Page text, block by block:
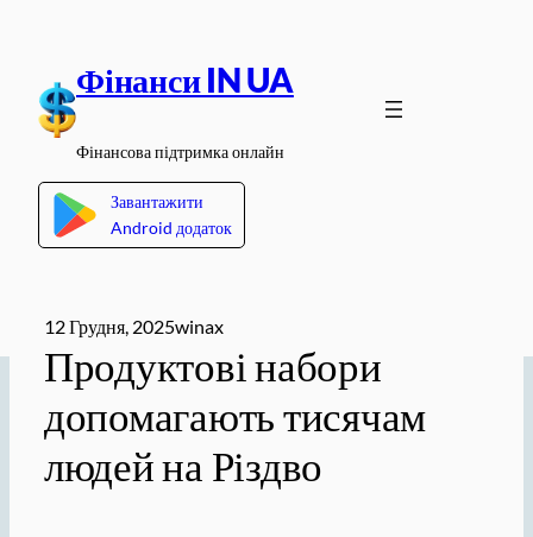
вмісту
Фінанси IN UA
Фінансова підтримка онлайн
Завантажити
Android додаток
12 Грудня, 2025winax
Продуктові набори
допомагають тисячам
людей на Різдво